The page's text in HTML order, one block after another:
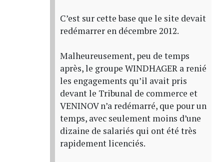
C’est sur cette base que le site devait
redémarrer en décembre 2012.
Malheureusement, peu de temps
après, le groupe WINDHAGER a renié
les engagements qu’il avait pris
devant le Tribunal de commerce et
VENINOV n’a redémarré, que pour un
temps, avec seulement moins d’une
dizaine de salariés qui ont été très
rapidement licenciés.